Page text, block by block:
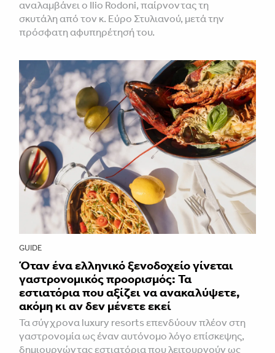
αναλαμβάνει ο Ilio Rodoni, παίρνοντας τη
σκυτάλη από τον κ. Εύρο Στυλιανού, μετά την
πρόσφατη αφυπηρέτησή του.
GUIDE
Όταν ένα ελληνικό ξενοδοχείο γίνεται
γαστρονομικός προορισμός: Τα
εστιατόρια που αξίζει να ανακαλύψετε,
ακόμη κι αν δεν μένετε εκεί
Τα σύγχρονα luxury resorts επενδύουν πλέον στη
γαστρονομία ως έναν αυτόνομο λόγο επίσκεψης,
δημιουργώντας εστιατόρια που λειτουργούν ως